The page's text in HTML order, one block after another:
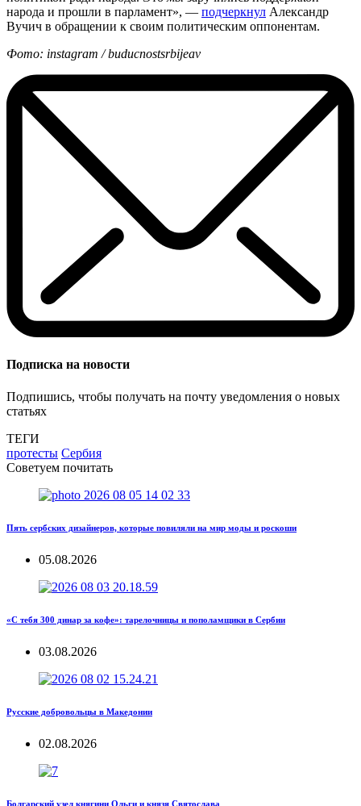
народа и прошли в парламент», — подчеркнул Александр
Вучич в обращении к своим политическим оппонентам.
Фото: instagram / buducnostsrbijeav
Подписка на новости
Подпишись, чтобы получать на почту уведомления о новых
статьях
ТЕГИ
протесты Сербия
Советуем почитать
Пять сербских дизайнеров, которые повиляли на мир моды и роскоши
05.08.2026
«С тебя 300 динар за кофе»: тарелочницы и пополамщики в Сербии
03.08.2026
Русские добровольцы в Македонии
02.08.2026
Болгарский узел княгини Ольги и князя Святослава